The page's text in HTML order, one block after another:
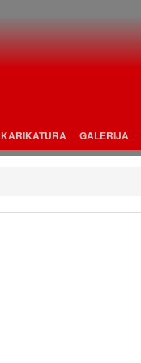
KARIKATURA GALERIJA